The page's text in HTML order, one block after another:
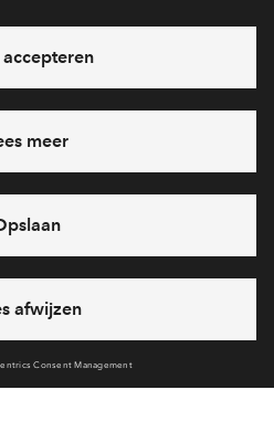
projecten
aanmelden
antwoord? Bel ons op088 -
28 46
(behalve tijdens
09:00 - 18:00 uur